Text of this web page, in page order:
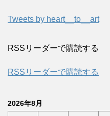
Tweets by heart__to__art
RSSリーダーで購読する
RSSリーダーで購読する
2026年8月